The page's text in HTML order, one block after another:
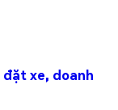
đặt xe, doanh